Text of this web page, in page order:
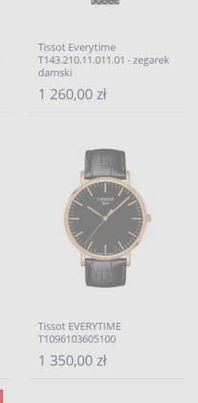
Tissot Everytime
T143.210.11.011.01 - zegarek
damski
1 260,00 zł
Tissot EVERYTIME
T1096103605100
1 350,00 zł